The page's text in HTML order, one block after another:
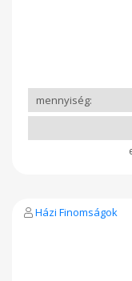
Házi Finomságok